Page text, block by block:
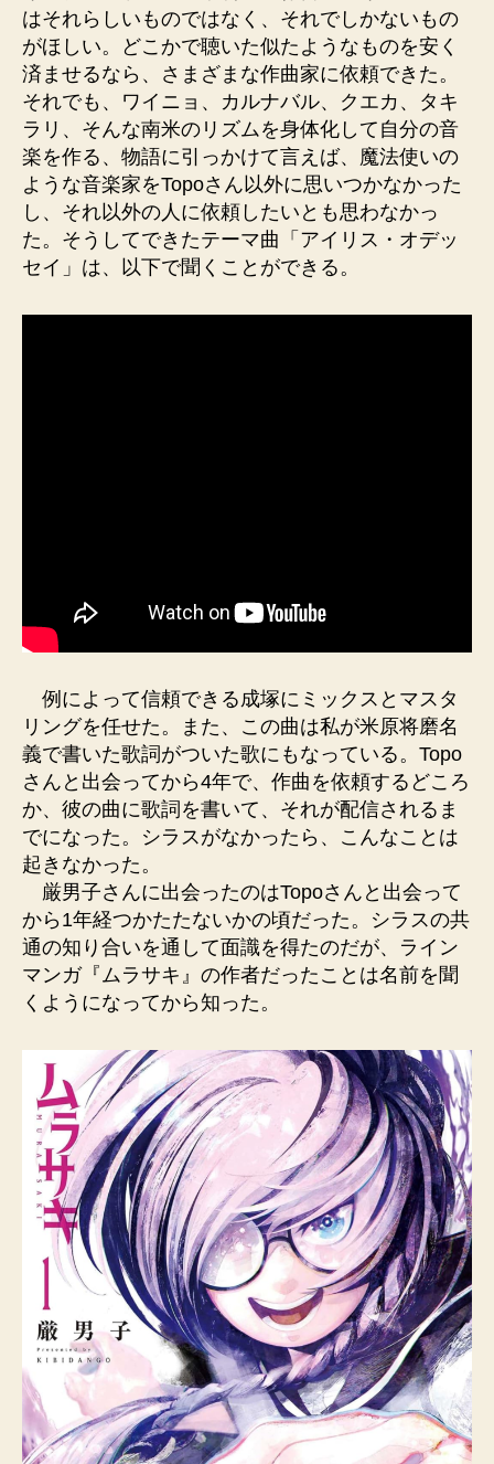
はそれらしいものではなく、それでしかないもの
がほしい。どこかで聴いた似たようなものを安く
済ませるなら、さまざまな作曲家に依頼できた。
それでも、ワイニョ、カルナバル、クエカ、タキ
ラリ、そんな南米のリズムを身体化して自分の音
楽を作る、物語に引っかけて言えば、魔法使いの
ような音楽家をTopoさん以外に思いつかなかった
し、それ以外の人に依頼したいとも思わなかっ
た。そうしてできたテーマ曲「アイリス・オデッ
セイ」は、以下で聞くことができる。
例によって信頼できる成塚にミックスとマスタ
リングを任せた。また、この曲は私が米原将磨名
義で書いた歌詞がついた歌にもなっている。Topo
さんと出会ってから4年で、作曲を依頼するどころ
か、彼の曲に歌詞を書いて、それが配信されるま
でになった。シラスがなかったら、こんなことは
起きなかった。
厳男子さんに出会ったのはTopoさんと出会って
から1年経つかたたないかの頃だった。シラスの共
通の知り合いを通して面識を得たのだが、ライン
マンガ『ムラサキ』の作者だったことは名前を聞
くようになってから知った。